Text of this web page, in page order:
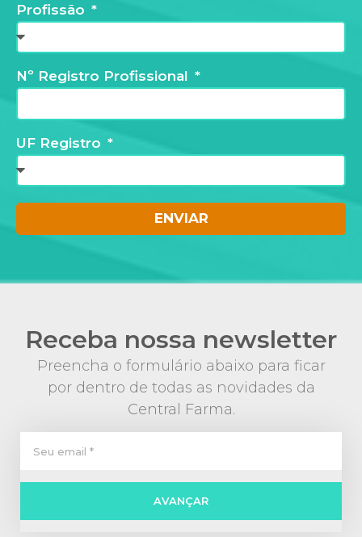
Profissão
Nº Registro Profissional
UF Registro
ENVIAR
Receba nossa newsletter
Preencha o formulário abaixo para ficar
por dentro de todas as novidades da
Central Farma.
AVANÇAR